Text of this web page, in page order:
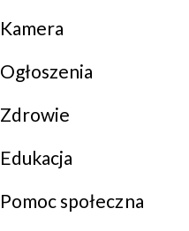
Kamera
Ogłoszenia
Zdrowie
Edukacja
Pomoc społeczna